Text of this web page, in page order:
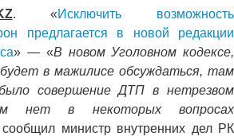
. «Исключить возможность
предлагается в новой редакции
» — «В новом Уголовном кодексе,
в мажилисе обсуждаться, там
совершение ДТП в нетрезвом
нет в некоторых вопросах
министр внутренних дел РК